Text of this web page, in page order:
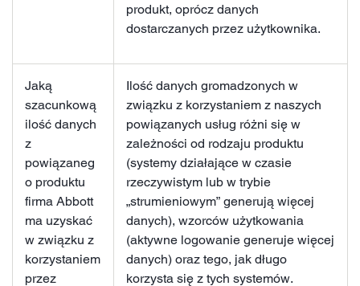
produkt, oprócz danych
dostarczanych przez użytkownika.
Jaką
szacunkową
ilość danych
z
powiązaneg
o produktu
firma Abbott
ma uzyskać
w związku z
korzystaniem
przez
Ilość danych gromadzonych w
związku z korzystaniem z naszych
powiązanych usług różni się w
zależności od rodzaju produktu
(systemy działające w czasie
rzeczywistym lub w trybie
„strumieniowym” generują więcej
danych), wzorców użytkowania
(aktywne logowanie generuje więcej
danych) oraz tego, jak długo
korzysta się z tych systemów.